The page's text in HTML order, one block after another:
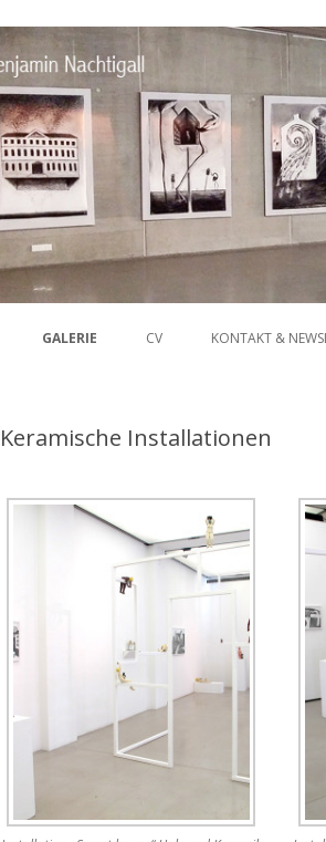
Benjamin
Nachtigall
GALERIE CV KONTAKT &
Keramische Installationen